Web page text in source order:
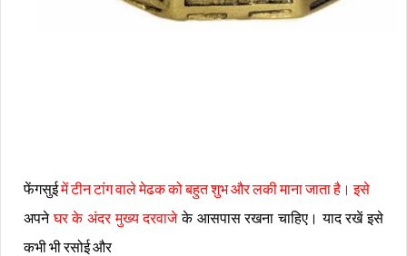
फेंगसुईमें टीन टांग वाले मेढक को बहुत शुभ और लकी माना जाता है। इसे
अपनेघर के अंदर मुख्य दरवाजेके आसपास रखना चाहिए। याद रखें इसे
कभी भी रसोई और